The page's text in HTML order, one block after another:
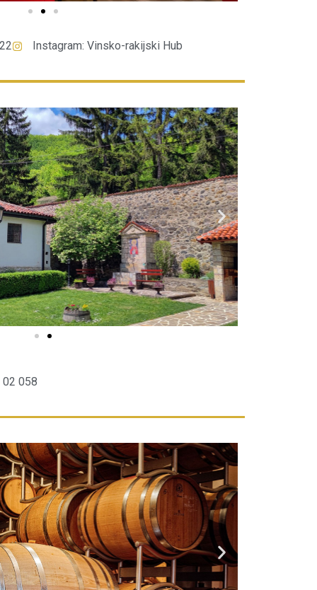
Instagram: Vinsko-rakijski Hub
02 058